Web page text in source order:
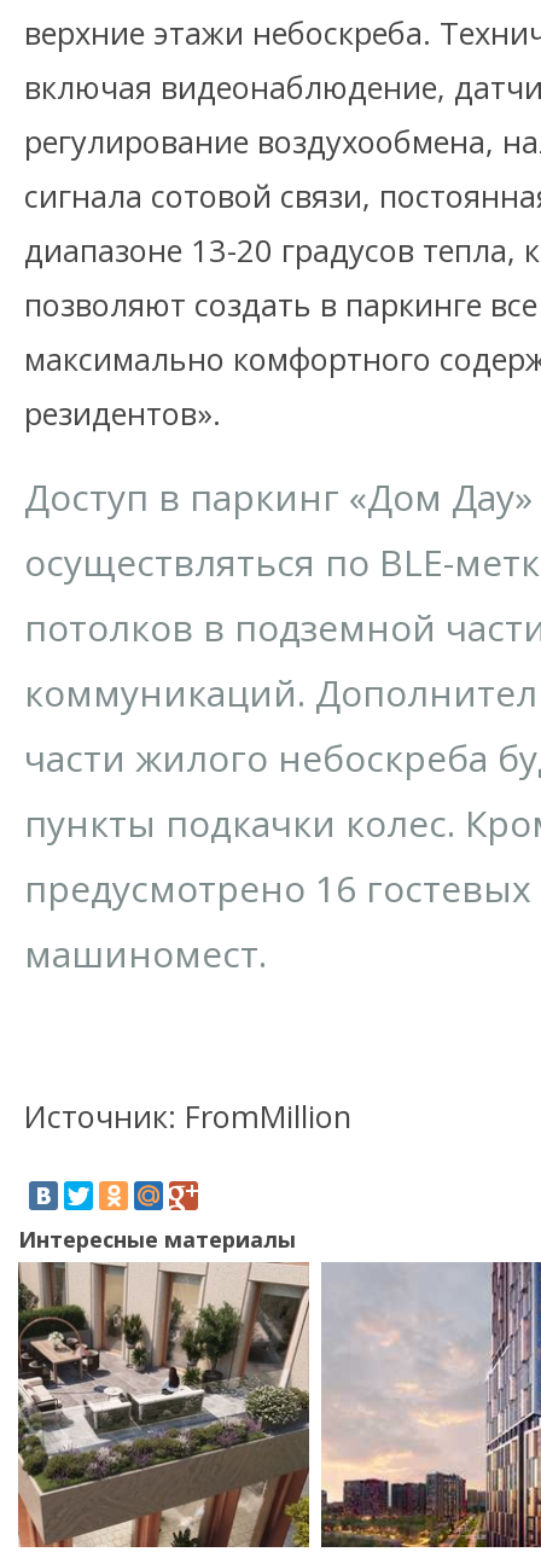
верхние этажи небоскреба.
включая видеонаблюдение,
регулирование воздухообмена,
сигнала сотовой связи,
диапазоне 13-20 градусов тепла,
позволяют создать в паркинге
максимально комфортного
резидентов».
Доступ в паркинг «Дом Дау»
осуществляться по BLE-
потолков в подземной
коммуникаций.
части жилого небоскреба
пункты подкачки колес.
предусмотрено 16
машиномест.
Источник: FromMillion
Интересные материалы